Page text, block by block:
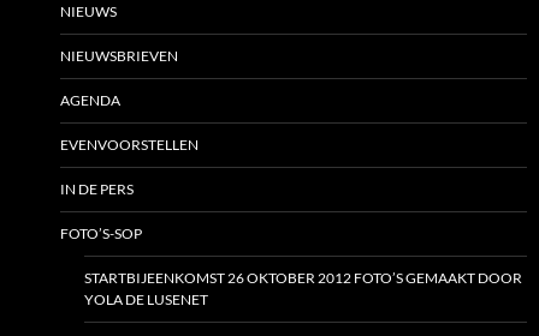
NIEUWS
NIEUWSBRIEVEN
AGENDA
EVENVOORSTELLEN
IN DE PERS
FOTO’S-SOP
STARTBIJEENKOMST 26 OKTOBER 2012 FOTO’S GEMAAKT DOOR
YOLA DE LUSENET